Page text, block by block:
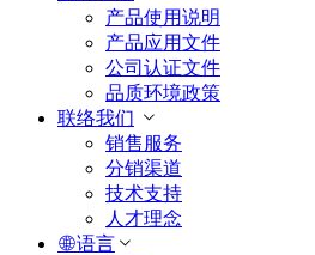
产品使用说明
产品应用文件
公司认证文件
品质环境政策
联络我们
销售服务
分销渠道
技术支持
人才理念
语言